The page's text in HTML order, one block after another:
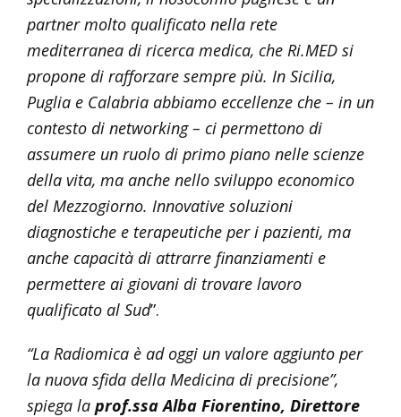
partner molto qualificato nella rete
mediterranea di ricerca medica, che Ri.MED si
propone di rafforzare sempre più. In Sicilia,
Puglia e Calabria abbiamo eccellenze che – in un
contesto di networking – ci permettono di
assumere un ruolo di primo piano nelle scienze
della vita, ma anche nello sviluppo economico
del Mezzogiorno. Innovative soluzioni
diagnostiche e terapeutiche per i pazienti, ma
anche capacità di attrarre finanziamenti e
permettere ai giovani di trovare lavoro
qualificato al Sud”.
“La Radiomica è ad oggi un valore aggiunto per
la nuova sfida della Medicina di precisione”,
spiega la prof.ssa Alba Fiorentino, Direttore